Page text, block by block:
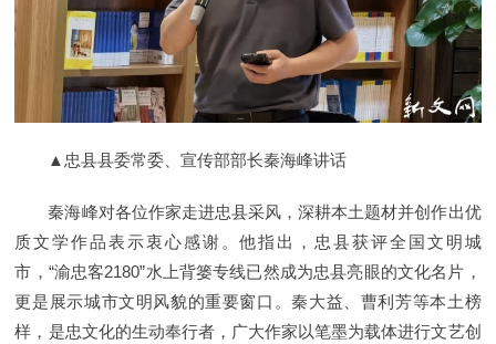
▲忠县县委常委、宣传部部长秦海峰讲话
秦海峰对各位作家走进忠县采风，深耕本土题材并创作出优
质文学作品表示衷心感谢。他指出，忠县获评全国文明城
市，“渝忠客2180”水上背篓专线已然成为忠县亮眼的文化名片，
更是展示城市文明风貌的重要窗口。秦大益、曹利芳等本土榜
样，是忠文化的生动奉行者，广大作家以笔墨为载体进行文艺创